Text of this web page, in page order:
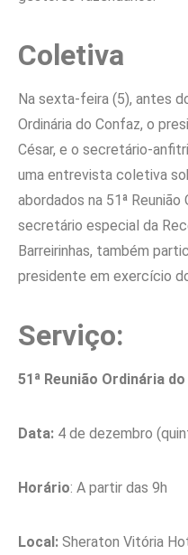
Coletiva
Na sexta-feira (5), antes
Ordinária do Confaz, o
César, e o secretário-
uma entrevista coletiva
abordados na 51ª Reunião
secretário especial da
Barreirinhas, também
presidente em exercício
Serviço:
51ª Reunião Ordinária
Data: 4 de dezembro
Horário: A partir das 9h
Local: Sheraton Vitória